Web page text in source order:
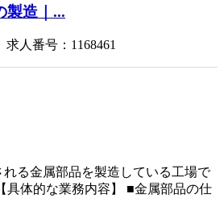
製造｜...
人番号：1168461
れる金属部品を製造している工場で
具体的な業務内容】 ■金属部品の仕